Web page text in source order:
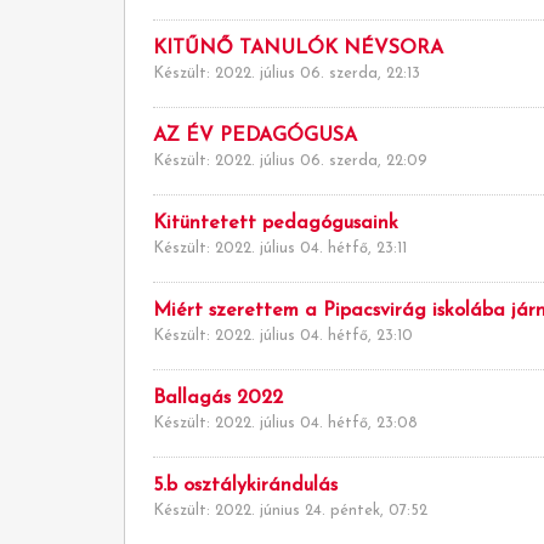
KITŰNŐ TANULÓK NÉVSORA
Készült: 2022. július 06. szerda, 22:13
AZ ÉV PEDAGÓGUSA
Készült: 2022. július 06. szerda, 22:09
Kitüntetett pedagógusaink
Készült: 2022. július 04. hétfő, 23:11
Miért szerettem a Pipacsvirág iskolába
Készült: 2022. július 04. hétfő, 23:10
Ballagás 2022
Készült: 2022. július 04. hétfő, 23:08
5.b osztálykirándulás
Készült: 2022. június 24. péntek, 07:52